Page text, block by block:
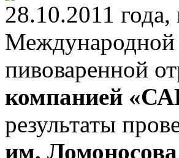
28.10.2011
Международной
пивоваренной
компанией
результаты
им. Ломоносова